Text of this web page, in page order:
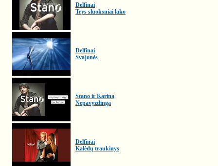
Delfinai
Trys sluoksniai lako
Delfinai
Svajonės
Stano ir Karina
Nepavyzdinga
Delfinai
Kalėdų traukinys